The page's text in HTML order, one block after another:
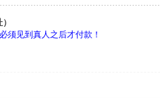
须见到真人之后才付款！